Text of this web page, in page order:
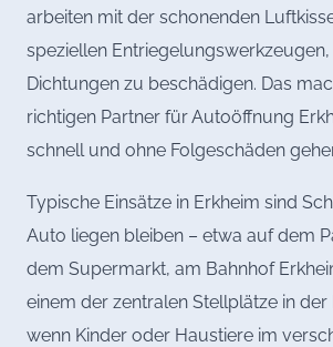
arbeiten mit der schonenden
speziellen
Dichtungen zu beschädigen. Das
richtigen Partner für Autoöffnung
schnell und ohne Folgeschäden
Typische Einsätze in Erkheim sind
Auto liegen bleiben – etwa auf dem
dem Supermarkt, am Bahnhof
einem der zentralen Stellplätze in der
wenn Kinder oder Haustiere im